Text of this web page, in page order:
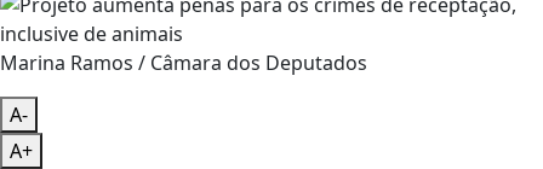
Marina Ramos / Câmara dos Deputados
A-
A+